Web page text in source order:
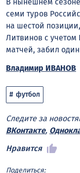
семи туров
на шестой
Литвинов с учетом
матчей, забил
Владимир ИВАНОВ
футбол
Следите за
ВКонтакте,
Нравится
Поделиться: